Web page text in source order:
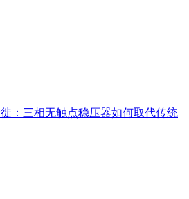
：三相无触点稳压器如何取代传统